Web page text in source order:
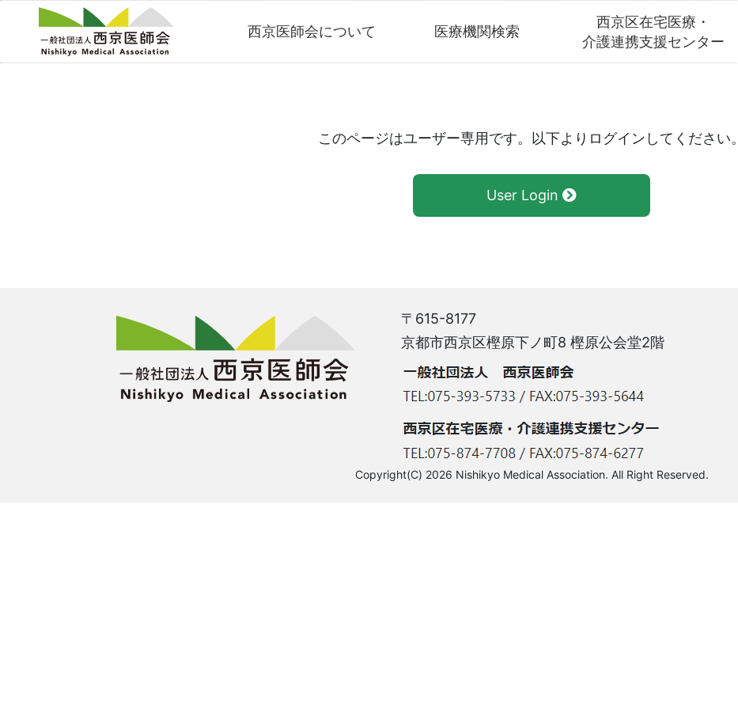
content
西京医師会について 医療機関検索
西京区在宅医療・
介護連携支援センター
このページはユーザー専用です。以下よりログインしてください。
User Login
〒615-8177
京都市西京区樫原下ノ町8 樫原公会堂2階
Copyright(C) 2026 Nishikyo Medical Association. All Right Reserved.